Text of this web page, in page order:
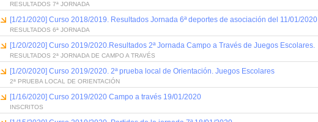
RESULTADOS 7ª JORNADA
[1/21/2020] Curso 2018/2019. Resultados Jornada 6ª deportes de asociación del 11/01/2020
RESULTADOS 6ª JORNADA
[1/20/2020] Curso 2019/2020.Resultados 2ª Jornada Campo a Través de Juegos Escolares.
RESULTADOS 2ª JORNADA DE CAMPO A TRAVÉS
[1/20/2020] Curso 2019/2020. 2ª prueba local de Orientación. Juegos Escolares
2ª PRUEBA LOCAL DE ORIENTACIÓN
[1/16/2020] Curso 2019/2020 Campo a través 19/01/2020
INSCRITOS